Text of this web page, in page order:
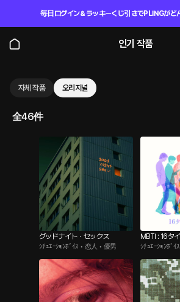
毎日ログイン＆ラッキーくじ引きでPLINGがど
인기 작품
자체 작품 오리지널
全46件
グッドナイト・セックス
ｼﾁｭｴｰｼｮﾝﾎﾞｲｽ • 恋人 • 優男
MBTI : 16タ
ｼﾁｭｴｰｼｮﾝﾎﾞｲ